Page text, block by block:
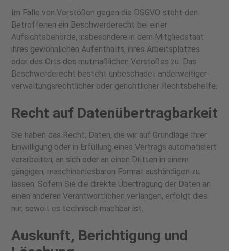
Im Falle von Verstößen gegen die DSGVO steht den
Betroffenen ein Beschwerderecht bei einer
Aufsichtsbehörde, insbesondere in dem Mitgliedstaat
ihres gewöhnlichen Aufenthalts, ihres Arbeitsplatzes
oder des Orts des mutmaßlichen Verstoßes zu. Das
Beschwerderecht besteht unbeschadet anderweitiger
verwaltungsrechtlicher oder gerichtlicher Rechtsbehelfe.
Recht auf Daten­übertrag­barkeit
Sie haben das Recht, Daten, die wir auf Grundlage Ihrer
Einwilligung oder in Erfüllung eines Vertrags automatisiert
verarbeiten, an sich oder an einen Dritten in einem
gängigen, maschinenlesbaren Format aushändigen zu
lassen. Sofern Sie die direkte Übertragung der Daten an
einen anderen Verantwortlichen verlangen, erfolgt dies
nur, soweit es technisch machbar ist.
Auskunft, Berichtigung und